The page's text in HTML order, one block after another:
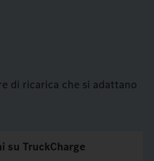
di ricarica che si adattano
su TruckCharge